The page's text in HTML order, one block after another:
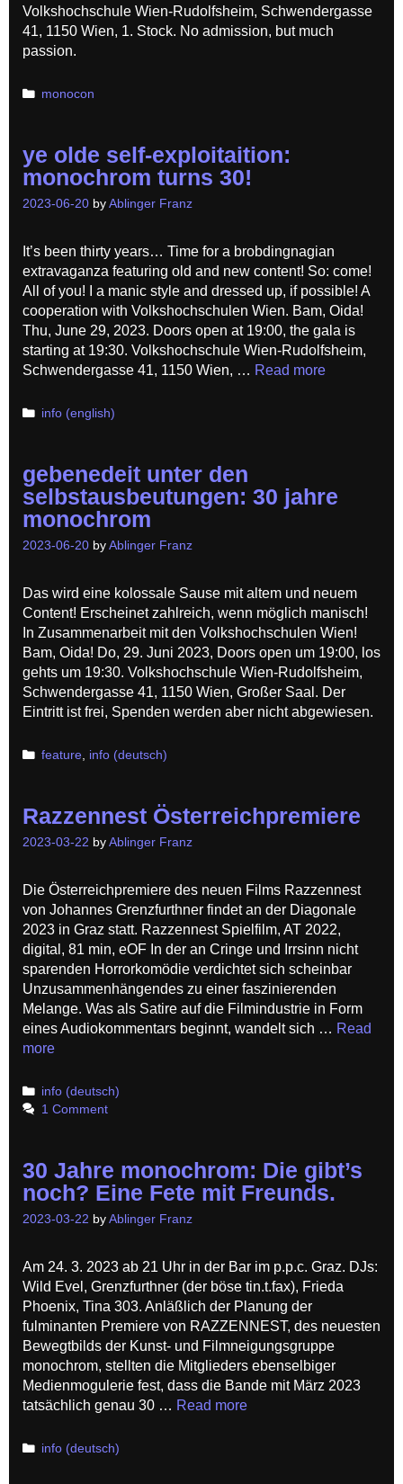
Volkshochschule Wien-Rudolfsheim, Schwendergasse
41, 1150 Wien, 1. Stock. No admission, but much
passion.
Categories
monocon
ye olde self-exploitaition:
monochrom turns 30!
2023-06-20 by Ablinger Franz
It’s been thirty years… Time for a brobdingnagian
extravaganza featuring old and new content! So: come!
All of you! I a manic style and dressed up, if possible! A
cooperation with Volkshochschulen Wien. Bam, Oida!
Thu, June 29, 2023. Doors open at 19:00, the gala is
starting at 19:30. Volkshochschule Wien-Rudolfsheim,
Schwendergasse 41, 1150 Wien, … Read more
Categories
info (english)
gebenedeit unter den
selbstausbeutungen: 30 jahre
monochrom
2023-06-20 by Ablinger Franz
Das wird eine kolossale Sause mit altem und neuem
Content! Erscheinet zahlreich, wenn möglich manisch!
In Zusammenarbeit mit den Volkshochschulen Wien!
Bam, Oida! Do, 29. Juni 2023, Doors open um 19:00, los
gehts um 19:30. Volkshochschule Wien-Rudolfsheim,
Schwendergasse 41, 1150 Wien, Großer Saal. Der
Eintritt ist frei, Spenden werden aber nicht abgewiesen.
Categories
feature info (deutsch)
Razzennest Österreichpremiere
2023-03-22 by Ablinger Franz
Die Österreichpremiere des neuen Films Razzennest
von Johannes Grenzfurthner findet an der Diagonale
2023 in Graz statt. Razzennest Spielfilm, AT 2022,
digital, 81 min, eOF In der an Cringe und Irrsinn nicht
sparenden Horrorkomödie verdichtet sich scheinbar
Unzusammenhängendes zu einer faszinierenden
Melange. Was als Satire auf die Filmindustrie in Form
eines Audiokommentars beginnt, wandelt sich … Read
more
Categories
info (deutsch)
1 Comment
30 Jahre monochrom: Die gibt’s
noch? Eine Fete mit Freunds.
2023-03-22 by Ablinger Franz
Am 24. 3. 2023 ab 21 Uhr in der Bar im p.p.c. Graz. DJs:
Wild Evel, Grenzfurthner (der böse tin.t.fax), Frieda
Phoenix, Tina 303. Anläßlich der Planung der
fulminanten Premiere von RAZZENNEST, des neuesten
Bewegtbilds der Kunst- und Filmneigungsgruppe
monochrom, stellten die Mitglieders ebenselbiger
Medienmogulerie fest, dass die Bande mit März 2023
tatsächlich genau 30 … Read more
Categories
info (deutsch)